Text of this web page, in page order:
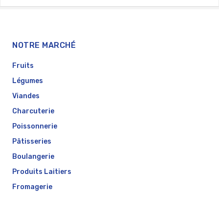
NOTRE MARCHÉ
Fruits
Légumes
Viandes
Charcuterie
Poissonnerie
Pâtisseries
Boulangerie
Produits Laitiers
Fromagerie